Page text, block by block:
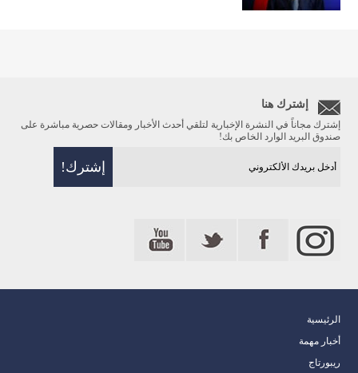
إشترك هنا
إشترك مجاناً في النشرة الإخبارية لتلقي أحدث الأخبار ومقالات حصرية مباشرة على
صندوق البريد الوارد الخاص بك!
الرئيسية
أخبار مهمة
ريبورتاج